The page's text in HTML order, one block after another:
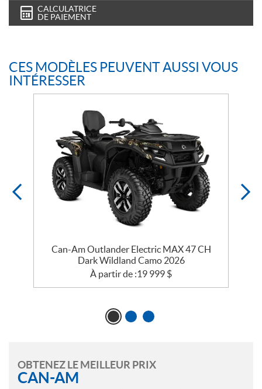
CALCULATRICE
DE PAIEMENT
CES MODÈLES PEUVENT AUSSI VOUS
INTÉRESSER
Can-Am Outlander Electric MAX 47 CH
Dark Wildland Camo 2026
À partir de :19 999 $
OBTENEZ LE MEILLEUR PRIX
CAN-AM